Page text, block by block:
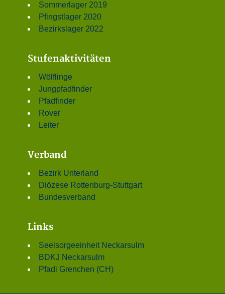
Sommerlager 2019
Pfingstlager 2020
Bezirkslager 2022
Stufenaktivitäten
Wölflinge
Jungpfadfinder
Pfadfinder
Rover
Leiter
Verband
Bezirk Unterland
Diözese Rottenburg-Stuttgart
Bundesverband
Links
Seelsorgeeinheit Neckarsulm
BDKJ Neckarsulm
Pfadi Grenchen (CH)